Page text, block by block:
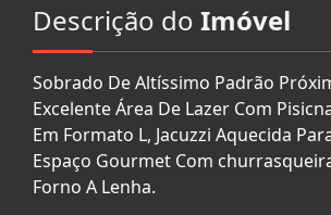
Descrição do Imóvel
Sobrado De Altíssimo Padrão
Excelente Área De Lazer Com
Em Formato L, Jacuzzi Aquecida
Espaço Gourmet Com
Forno A Lenha.